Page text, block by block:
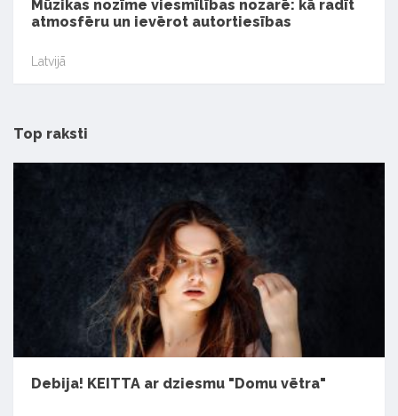
Mūzikas nozīme viesmīlības nozarē: kā radīt
atmosfēru un ievērot autortiesības
Latvijā
Top raksti
Debija! KEITTA ar dziesmu "Domu vētra"